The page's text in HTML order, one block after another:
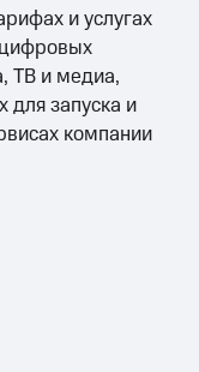
и услугах
ТВ и медиа,
для запуска и
компании